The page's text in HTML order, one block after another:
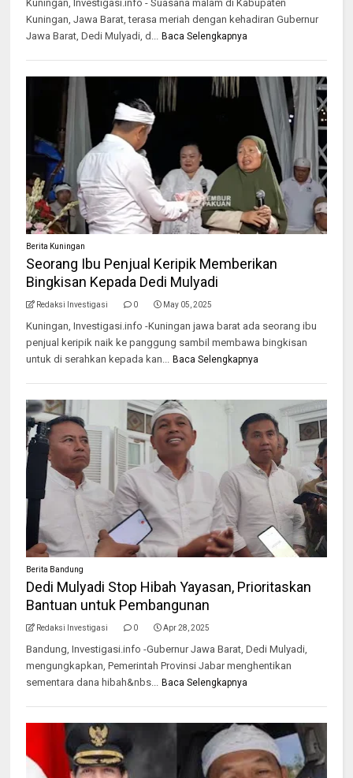
Kuningan, Investigasi.info - Suasana malam di Kabupaten
Kuningan, Jawa Barat, terasa meriah dengan kehadiran Gubernur
Jawa Barat, Dedi Mulyadi, d...
Baca Selengkapnya
Berita Kuningan
Seorang Ibu Penjual Keripik Memberikan
Bingkisan Kepada Dedi Mulyadi
Redaksi Investigasi 0 May 05, 2025
Kuningan, Investigasi.info -Kuningan jawa barat ada seorang ibu
penjual keripik naik ke panggung sambil membawa bingkisan
untuk di serahkan kepada kan...
Baca Selengkapnya
Berita Bandung
Dedi Mulyadi Stop Hibah Yayasan, Prioritaskan
Bantuan untuk Pembangunan
Redaksi Investigasi 0 Apr 28, 2025
Bandung, Investigasi.info -Gubernur Jawa Barat, Dedi Mulyadi,
mengungkapkan, Pemerintah Provinsi Jabar menghentikan
sementara dana hibah&nbs...
Baca Selengkapnya